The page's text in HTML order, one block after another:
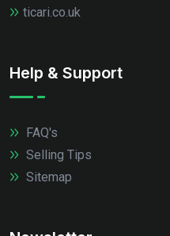
ticari.co.uk
Help & Support
FAQ's
Selling Tips
Sitemap